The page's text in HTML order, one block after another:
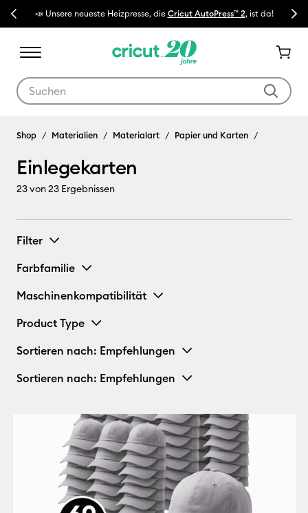
Previous
AutoPress™ 2, ist da! 🔥 NEUER NIEDRIGER PREIS:Cricut Maker™ 4 Next
Einlegekarten
Shop Materialien Materialart Papier und Karten
Einlegekarten
23von 23 Ergebnissen
Filter
Farbfamilie
Maschinenkompatibilität
Product Type
Sortieren nach: Empfehlungen
Sortieren nach: Empfehlungen